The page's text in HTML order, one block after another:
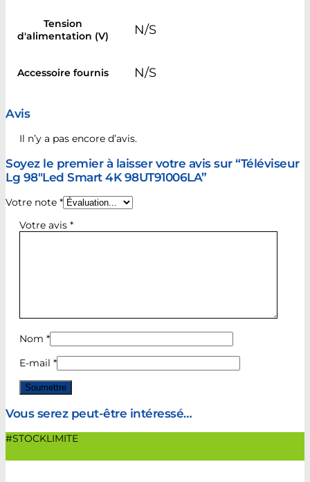
Tension
d'alimentation (V)
N/S
Accessoire fournis N/S
Avis
Il n’y a pas encore d’avis.
Soyez le premier à laisser votre avis sur “Téléviseur
Lg 98″Led Smart 4K 98UT91006LA”
Votre note *
Votre avis *
Nom *
E-mail *
Vous serez peut-être intéressé…
#STOCKLIMITE